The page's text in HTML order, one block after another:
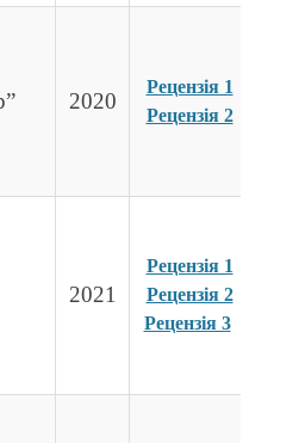
2020
Рецензія 1
Рецензія 2
2021
Рецензія 1
Рецензія 2
Рецензія 3